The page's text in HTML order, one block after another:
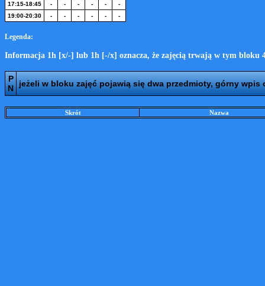
17:15-18:45
- - - - -
-
19:00-20:30
- - - - - -
Legenda:
Informacja 1h [x/-] lub 1h [-/x] oznacza, że zajęcią trwają w tym bloku
P
N jeżeli w bloku zajęć pojawią się dwa przedmioty, górny
Skrót Nazwa